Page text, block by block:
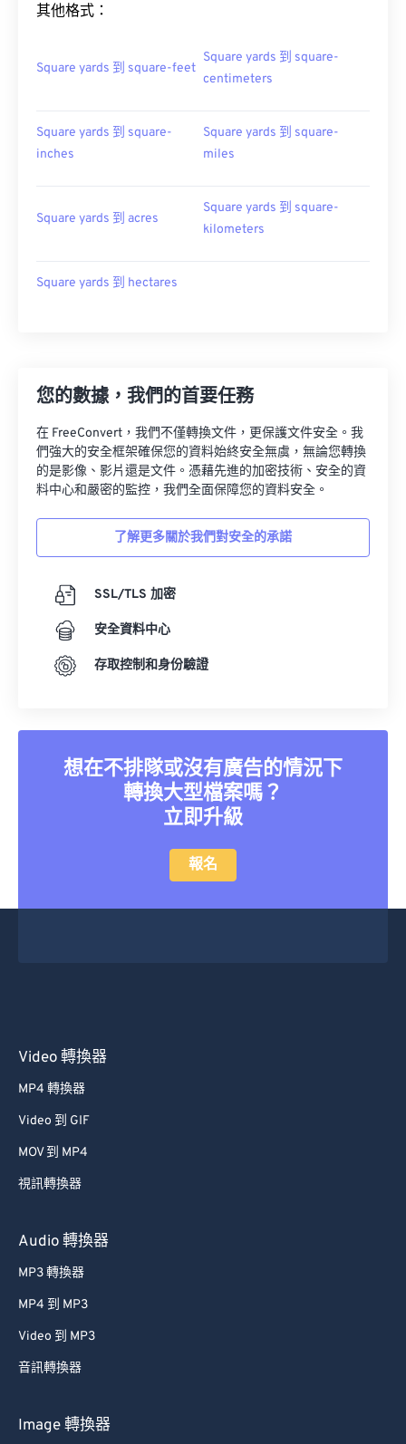
其他格式：
Square yards 到 square-feet
Square yards 到 square-
centimeters
Square yards 到 square-
inches
Square yards 到 square-
miles
Square yards 到 acres
Square yards 到 square-
kilometers
Square yards 到 hectares
您的數據，我們的首要任務
在 FreeConvert，我們不僅轉換文件，更保護文件安全。我
們強大的安全框架確保您的資料始終安全無虞，無論您轉換
的是影像、影片還是文件。憑藉先進的加密技術、安全的資
料中心和嚴密的監控，我們全面保障您的資料安全。
了解更多關於我們對安全的承諾
SSL/TLS 加密
安全資料中心
存取控制和身份驗證
想在不排隊或沒有廣告的情況下
轉換大型檔案嗎？
立即升級
報名
Video 轉換器
MP4 轉換器
Video 到 GIF
MOV 到 MP4
視訊轉換器
Audio 轉換器
MP3 轉換器
MP4 到 MP3
Video 到 MP3
音訊轉換器
Image 轉換器